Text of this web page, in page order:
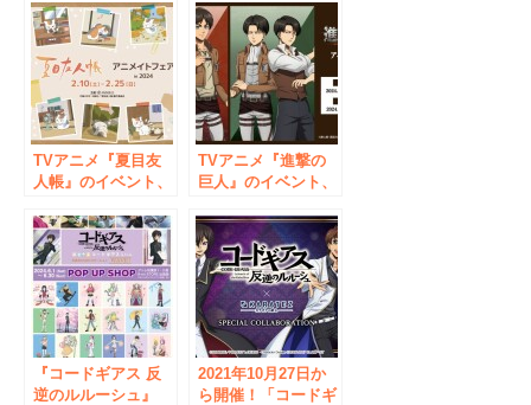
ナルト- 疾風伝』う
ちはサスケ バース
デーフェア in アニ
メイト」の開催が決
定！
Ani-Art フェア in ア
ニメイト」の開催が
決定！
TVアニメ『夏目友
人帳』のイベント、
ニメイトフェア in
2024」の開催が決
定！
TVアニメ『進撃の
巨人』のイベント、
ニメイトフェア in
2024」の開催が決
定！
『コードギアス 反
逆のルルーシュ』
2021年10月27日か
ら開催！「コードギ